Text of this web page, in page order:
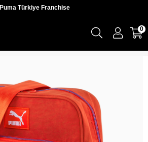
Puma Türkiye Franchise
0